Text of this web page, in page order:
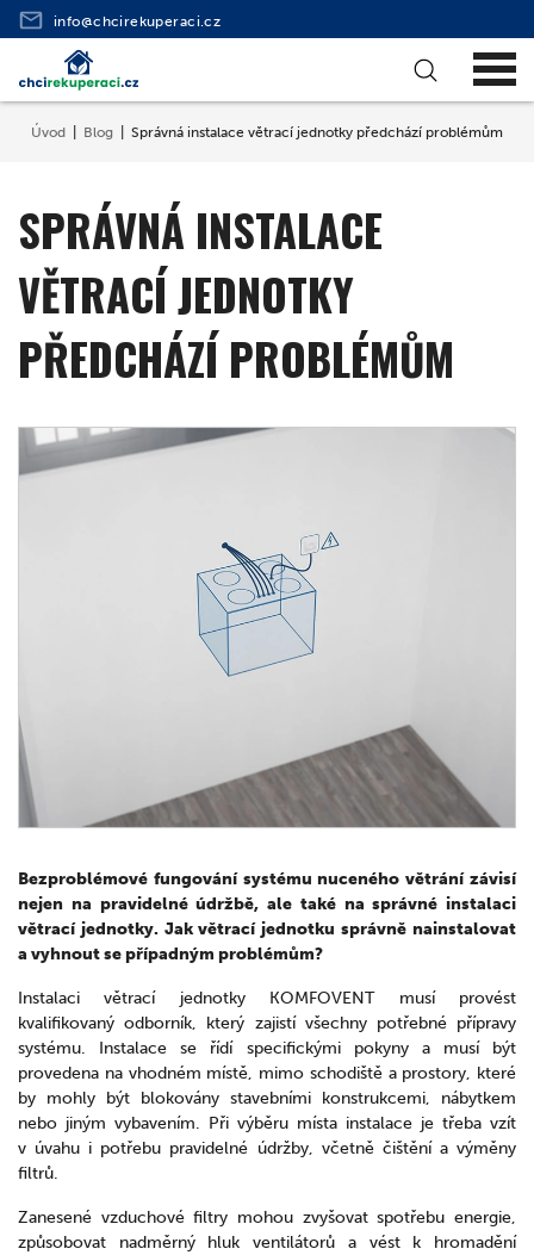
info@chcirekuperaci.cz
Úvod Blog Správná instalace větrací jednotky předchází problémům
SPRÁVNÁ INSTALACE
VĚTRACÍ JEDNOTKY
PŘEDCHÁZÍ PROBLÉMŮM
Bezproblémové fungování systému nuceného větrání závisí
nejen na pravidelné údržbě, ale také na správné instalaci
větrací jednotky. Jak větrací jednotku správně nainstalovat
a vyhnout se případným problémům?
Instalaci větrací jednotky KOMFOVENT musí provést
kvalifikovaný odborník, který zajistí všechny potřebné přípravy
systému. Instalace se řídí specifickými pokyny a musí být
provedena na vhodném místě, mimo schodiště a prostory, které
by mohly být blokovány stavebními konstrukcemi, nábytkem
nebo jiným vybavením. Při výběru místa instalace je třeba vzít
v úvahu i potřebu pravidelné údržby, včetně čištění a výměny
filtrů.
Zanesené vzduchové filtry mohou zvyšovat spotřebu energie,
způsobovat nadměrný hluk ventilátorů a vést k hromadění